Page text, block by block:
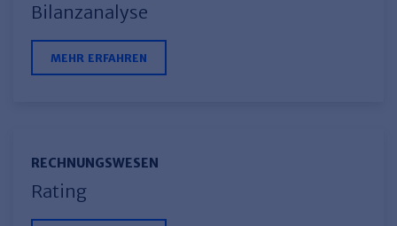
Bilanzanalyse
MEHR ERFAHREN
RECHNUNGSWESEN
Rating